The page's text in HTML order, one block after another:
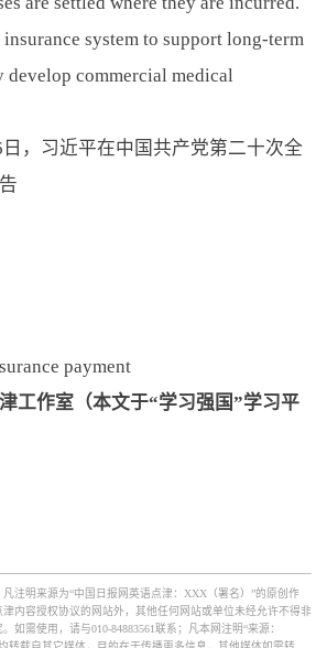
system to support long-term
develop commercial medical
，习近平在中国共产党第二十次全
payment
工作室（本文于“学习强国”学习平
注明来源为“中国日报网英语点津：XXX（署名）”的原创作
内容授权协议的网站外，其他任何网站或单位未经允许不得非
如需使用，请与010-84883561联系；凡本网注明“来源：